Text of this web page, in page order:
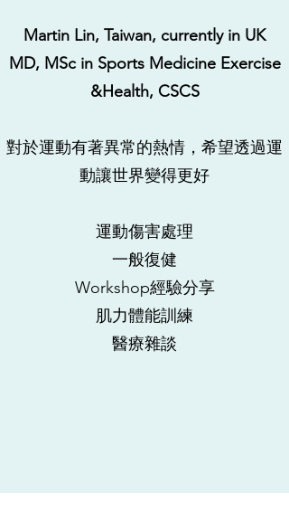
Martin Lin, Taiwan, currently in UK
MD, MSc in Sports Medicine Exercise
&Health, CSCS
對於運動有著異常的熱情，希望透過運
動讓世界變得更好
運動傷害處理
​一般復健
Workshop經驗分享
肌力體能訓練
​醫療雜談